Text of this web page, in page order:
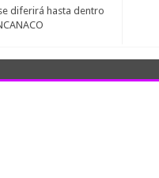
diferirá hasta dentro